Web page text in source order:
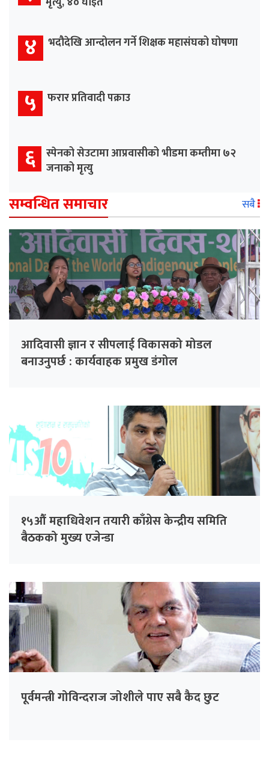
४ भदौदेखि आन्दोलन गर्ने शिक्षक महासंघको घोषणा
५ फरार प्रतिवादी पक्राउ
६ स्पेनको सेउटामा आप्रवासीको भीडमा कम्तीमा ७२
जनाको मृत्यु
सम्वन्धित समाचार सबै
आदिवासी ज्ञान र सीपलाई विकासको मोडल
बनाउनुपर्छ : कार्यवाहक प्रमुख डंगोल
१५औं महाधिवेशन तयारी काँग्रेस केन्द्रीय समिति
बैठकको मुख्य एजेन्डा
पूर्वमन्त्री गोविन्दराज जोशीले पाए सबै कैद छुट